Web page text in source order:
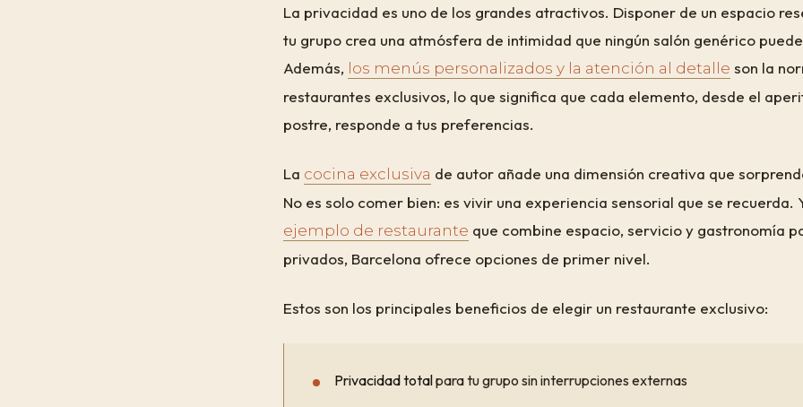
La privacidad es uno de los grandes atractivos. Disponer de un espacio
tu grupo crea una atmósfera de intimidad que ningún salón genérico
Además, los menús personalizados y la atención al detalle son la
restaurantes exclusivos, lo que significa que cada elemento, desde el
postre, responde a tus preferencias.
La cocina exclusiva de autor añade una dimensión creativa que
No es solo comer bien: es vivir una experiencia sensorial que se recuerda.
ejemplo de restaurante que combine espacio, servicio y gastronomía
privados, Barcelona ofrece opciones de primer nivel.
Estos son los principales beneficios de elegir un restaurante exclusivo:
Privacidad totalpara tu grupo sin interrupciones externas